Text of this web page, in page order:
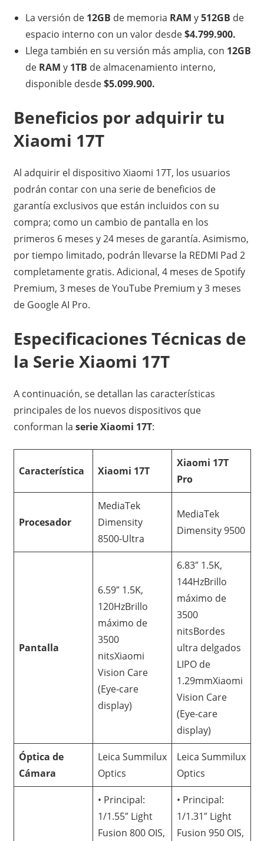
La versión de 12GB de memoria RAM y512GB de
espacio interno con un valor desde$4.799.900.
Llega también en su versión más amplia, con 12GB
de RAM y 1TB de almacenamiento interno,
disponible desde$5.099.900.
Beneficios por adquirir tu
Xiaomi 17T
Al adquirir el dispositivo Xiaomi 17T, los usuarios
podrán contar con una serie de beneficios de
garantía exclusivos que están incluidos con su
compra; como un cambio de pantalla en los
primeros 6 meses y 24 meses de garantía. Asimismo,
por tiempo limitado, podrán llevarse la REDMI Pad 2
completamente gratis. Adicional, 4 meses de Spotify
Premium, 3 meses de YouTube Premium y 3 meses
de Google AI Pro.
Especificaciones Técnicas de
la Serie Xiaomi 17T
A continuación, se detallan las características
principales de los nuevos dispositivos que
conforman la serie Xiaomi 17T:
Característica Xiaomi 17T
Xiaomi 17T
Pro
Procesador
MediaTek
Dimensity
8500-Ultra
MediaTek
Dimensity 9500
Pantalla
6.59″ 1.5K,
120HzBrillo
máximo de
3500
nitsXiaomi
Vision Care
(Eye-care
display)
6.83″ 1.5K,
144HzBrillo
máximo de
3500
nitsBordes
ultra delgados
LIPO de
1.29mmXiaomi
Vision Care
(Eye-care
display)
Óptica de
Cámara
Leica Summilux
Optics
Leica Summilux
Optics
• Principal:
1/1.55″ Light
Fusion 800 OIS,
• Principal:
1/1.31″ Light
Fusion 950 OIS,